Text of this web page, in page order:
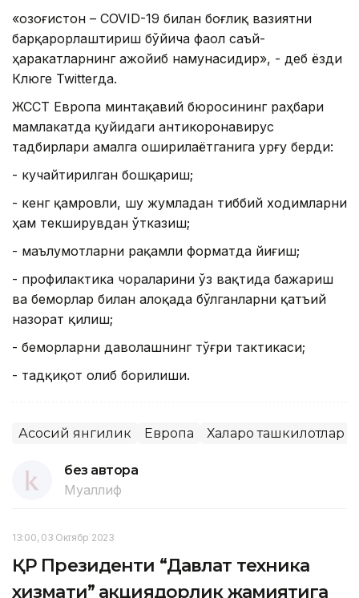
«Қозоғистон – COVID-19 билан боғлиқ вазиятни
барқарорлаштириш бўйича фаол саъй-
ҳаракатларнинг ажойиб намунасидир», - деб ёзди
Клюге Twitterда.
ЖССТ Европа минтақавий бюросининг раҳбари
мамлакатда қуйидаги антикоронавирус
тадбирлари амалга оширилаётганига урғу берди:
- кучайтирилган бошқариш;
- кенг қамровли, шу жумладан тиббий ходимларни
ҳам текширувдан ўтказиш;
- маълумотларни рақамли форматда йиғиш;
- профилактика чораларини ўз вақтида бажариш
ва беморлар билан алоқада бўлганларни қатъий
назорат қилиш;
- беморларни даволашнинг тўғри тактикаси;
- тадқиқот олиб борилиши.
Асосий янгилик Европа Халқаро ташкилотлар
без автора
Муаллиф
13:00, 03 Октябр 2023
ҚР Президенти “Давлат техника
хизмати” акциядорлик жамиятига